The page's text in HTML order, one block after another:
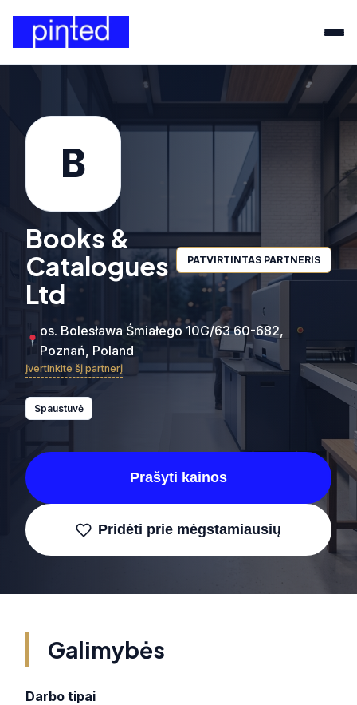
B
Books &
Catalogues
Ltd
PATVIRTINTAS PARTNERIS
os. Bolesława Śmiałego 10G/63 60-682,
Poznań, Poland
Įvertinkite šį partnerį
Spaustuvė
Prašyti kainos
Pridėti prie mėgstamiausių
Galimybės
Darbo tipai